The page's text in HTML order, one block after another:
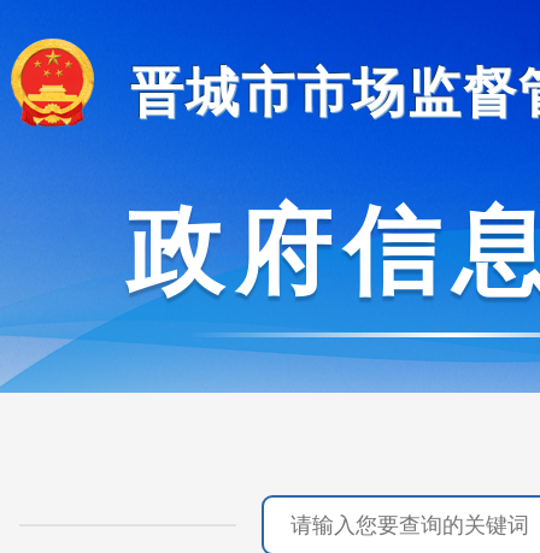
晋城市市场监督
政府信